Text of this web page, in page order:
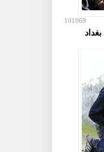
101069